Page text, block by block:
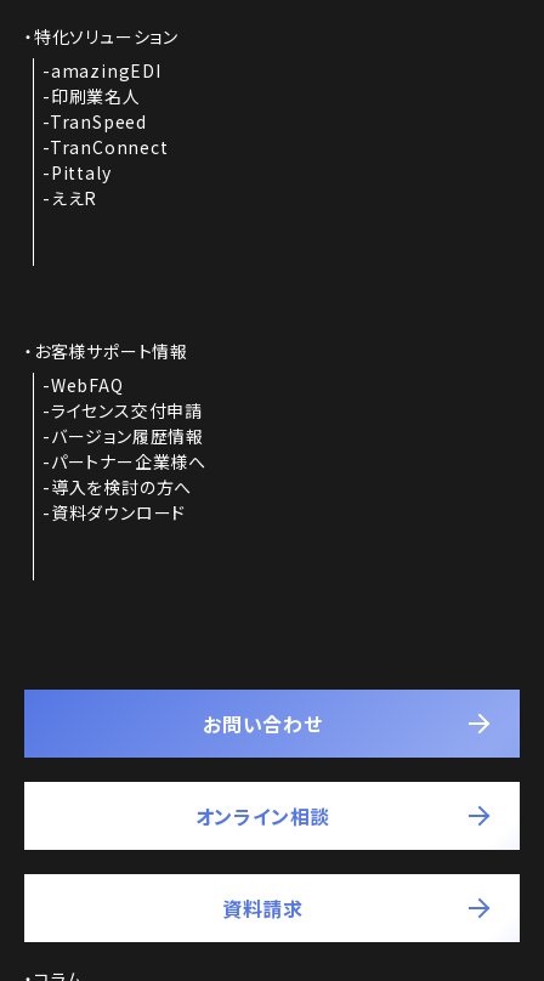
特化ソリューション
amazingEDI
印刷業名人
TranSpeed
TranConnect
Pittaly
ええR
お客様サポート情報
WebFAQ
ライセンス交付申請
バージョン履歴情報
パートナー企業様へ
導入を検討の方へ
資料ダウンロード
お問い合わせ
オンライン相談
資料請求